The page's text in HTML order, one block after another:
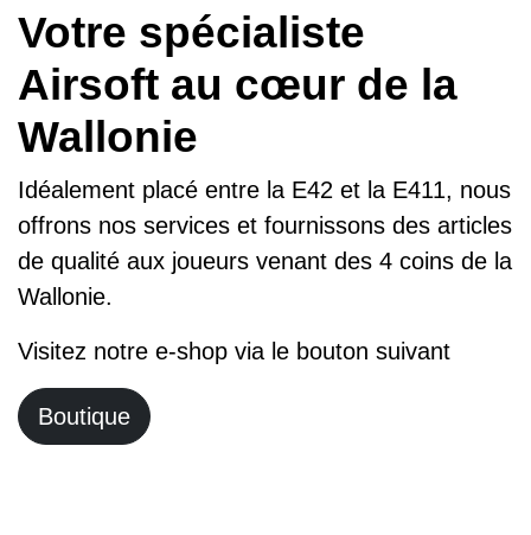
Votre spécialiste Airsoft
au cœur de la Wallonie
Idéalement placé entre la E42 et la E411, nous
offrons nos services et fournissons des
articles de qualité aux joueurs venant des 4
coins de la Wallonie.
Visitez notre e-shop via le bouton suivant
Boutique